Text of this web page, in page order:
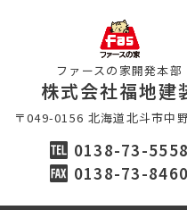
ファースの家開発本部
株式会社福地建
〒049-0156 北海道北斗市中
0138-73-5558
0138-73-8460